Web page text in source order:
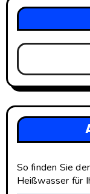
So finden Sie
Heißwasser für